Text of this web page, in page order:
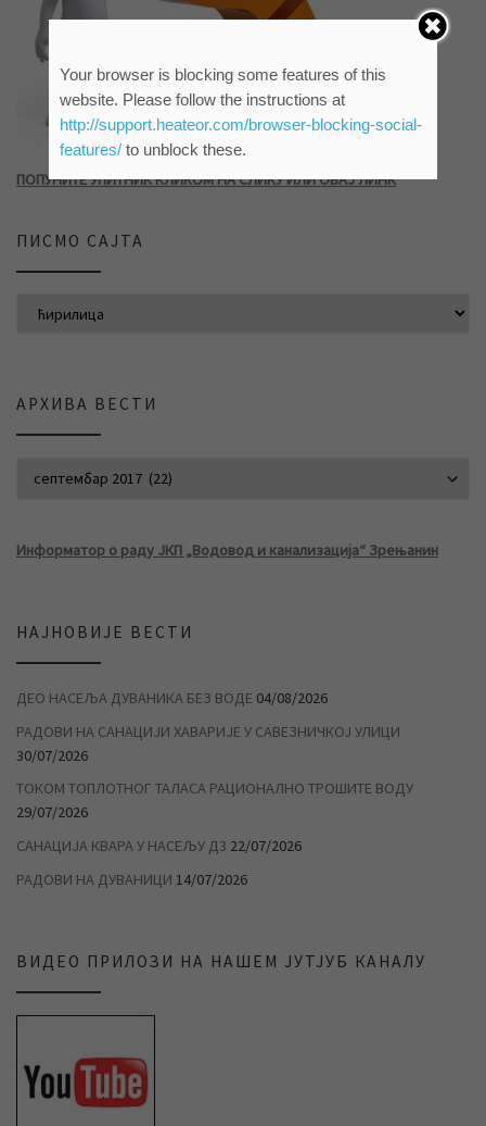
ПОПУНИТЕ УПИТНИК КЛИКОМ НА СЛИКУ ИЛИ ОВАЈ ЛИНК
ПИСМО САЈТА
АРХИВА ВЕСТИ
Информатор о раду ЈКП „Водовод и канализација“ Зрењанин
НАЈНОВИЈЕ ВЕСТИ
ДЕО НАСЕЉА ДУВАНИКА БЕЗ ВОДЕ 04/08/2026
РАДОВИ НА САНАЦИЈИ ХАВАРИЈЕ У САВЕЗНИЧКОЈ УЛИЦИ
30/07/2026
ТОКОМ ТОПЛОТНОГ ТАЛАСА РАЦИОНАЛНО ТРОШИТЕ ВОДУ
29/07/2026
САНАЦИЈА КВАРА У НАСЕЉУ Д3 22/07/2026
РАДОВИ НА ДУВАНИЦИ 14/07/2026
ВИДЕО ПРИЛОЗИ НА НАШЕМ ЈУТЈУБ КАНАЛУ
Your browser is blocking some features of this
website. Please follow the instructions at
http://support.heateor.com/browser-blocking-social-
features/to unblock these.